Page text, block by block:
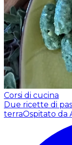
Corsi di cucina
Due ricette di
terraOspitato da